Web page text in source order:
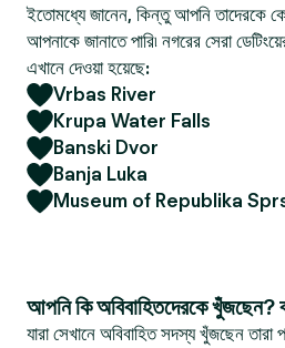
ইতোমধ্যে জানেন, কিন্তু আপনি তাদেরকে
আপনাকে জানাতে পারি৷ নগরের সেরা
এখানে দেওয়া হয়েছে:
Vrbas River
Krupa Water Falls
Banski Dvor
Banja Luka
Museum of Republika
আপনি কি অবিবাহিতদেরকে খুঁজছেন?
যারা সেখানে অবিবাহিত সদস্য খুঁজছেন